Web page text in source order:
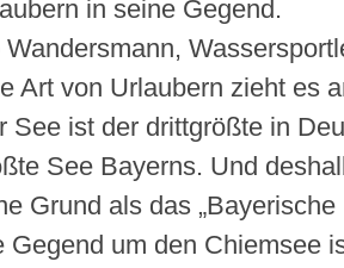
in seine Gegend.
Wandersmann,
Art von Urlaubern zieht es
See ist der drittgrößte in
See Bayerns. Und
Grund als das „Bayerische
Gegend um den Chiemsee